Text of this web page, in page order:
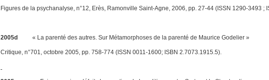
Figures de la psychanalyse , n°12, Erès, Ramonville Saint-Agne, 2006, pp. 27-44 (ISSN 1290-3493 ;
2005d « La parenté des autres. Sur Métamorphoses de la parenté de Maurice Godelier »
Critique,n°701, octobre 2005, pp. 758-774 (ISSN 0011-1600; ISBN 2.7073.1915.5).